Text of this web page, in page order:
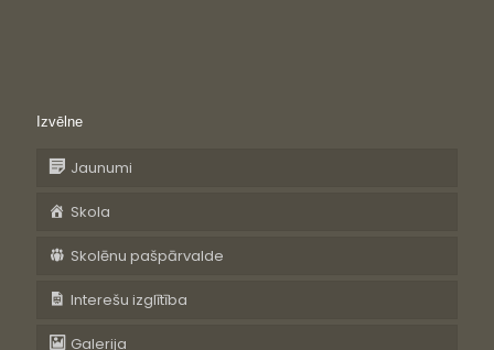
Izvēlne
Jaunumi
Skola
Skolēnu pašpārvalde
Interešu izglītība
Galerija